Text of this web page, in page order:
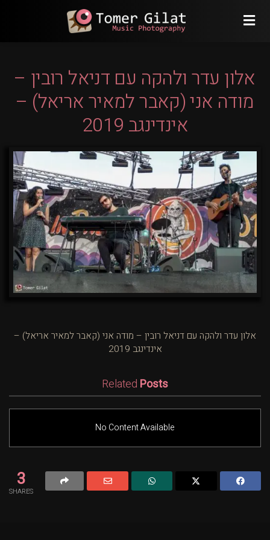
אלון עדר ולהקה עם דניאל רובין –
מודה אני (קאבר למאיר אריאל) –
אינדינגב 2019
אלון עדר ולהקה עם דניאל רובין – מודה אני (קאבר למאיר אריאל) –
אינדינגב 2019
Related Posts
No Content Available
3
SHARES